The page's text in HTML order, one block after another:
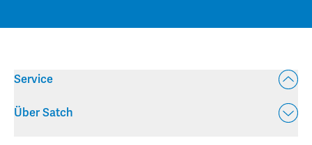
Service
Über Satch